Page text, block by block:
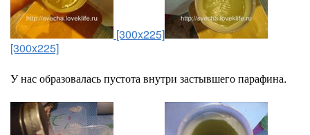
[300x225]
[300x225]
У нас образовалась пустота внутри застывшего парафина.